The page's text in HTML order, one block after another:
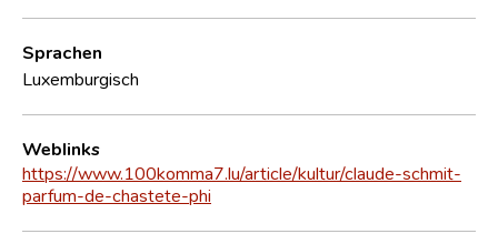
Sprachen
Luxemburgisch
Weblinks
https://www.100komma7.lu/article/kultur/claude-schmit-
parfum-de-chastete-phi